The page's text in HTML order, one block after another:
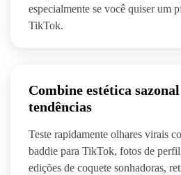
especialmente se você quiser um
TikTok.
Combine estética
tendências
Teste rapidamente olhares virais
baddie para TikTok, fotos de
edições de coquete sonhadoras,